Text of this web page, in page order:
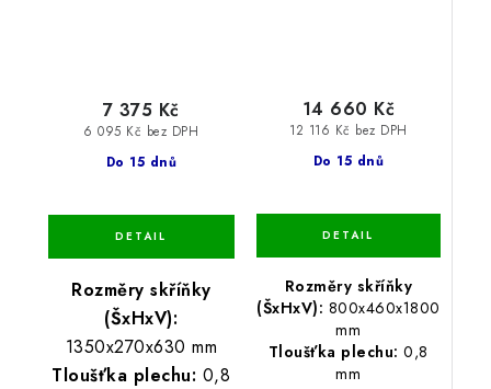
Do 15 dnů
6 095 Kč bez DPH
7 375 Kč
Rozměry skříňky
(ŠxHxV):
1350x270x630 mm
Tloušťka plechu: 0,8
Do 15 dnů
12 116 Kč bez DPH
14 660 Kč
Rozměry skříňky
(ŠxHxV): 800x460x1800
mm
Tloušťka plechu: 0,8
mm